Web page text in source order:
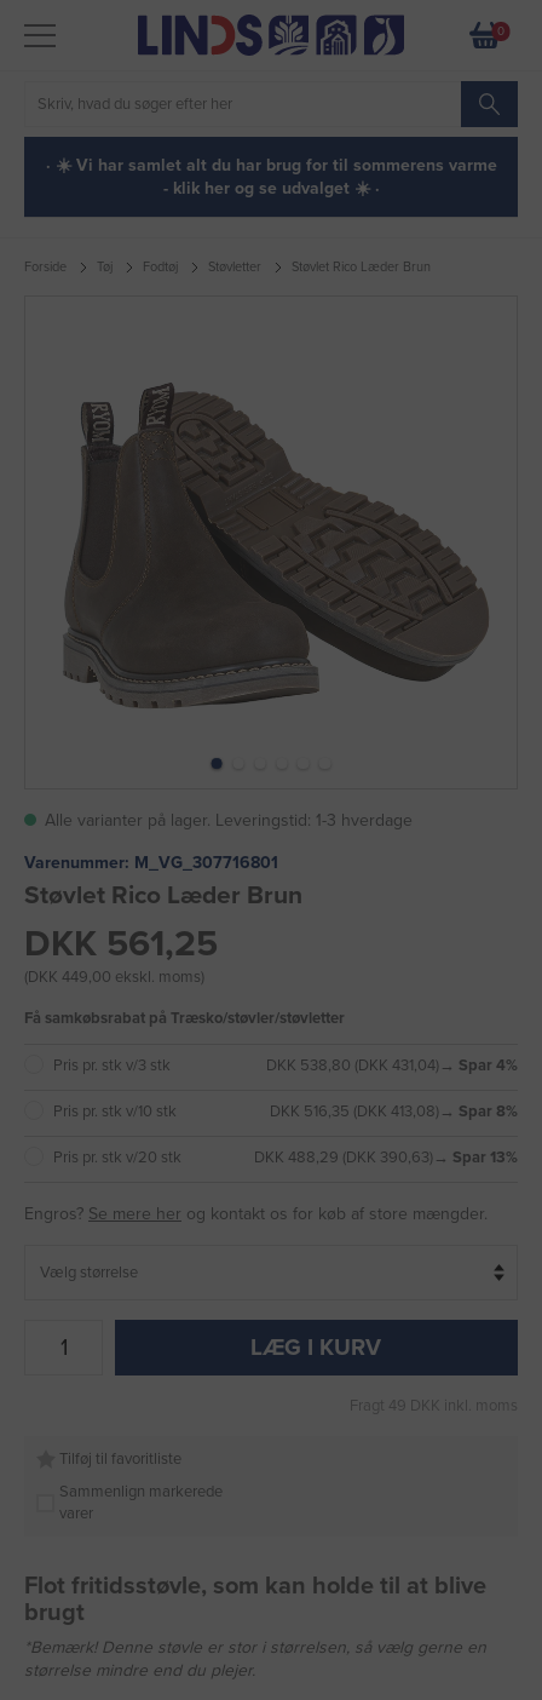
0
· ☀️ Vi har samlet alt du har brug for til sommerens varme
- klik her og se udvalget ☀️ ·
Forside Tøj Fodtøj Støvletter Støvlet Rico Læder Brun
Alle varianter på lager. Leveringstid: 1-3 hverdage
Varenummer: M_VG_307716801
Støvlet Rico Læder Brun
DKK 561,25
(DKK 449,00 ekskl. moms)
Få samkøbsrabat på Træsko/støvler/støvletter
Pris pr. stk v/3 stk DKK 538,80 (DKK 431,04) → Spar 4%
Pris pr. stk v/10 stk DKK 516,35 (DKK 413,08) → Spar 8%
Pris pr. stk v/20 stk DKK 488,29 (DKK 390,63) → Spar 13%
Engros? Se mere her og kontakt os for køb af store mængder.
LÆG I KURV
Fragt 49 DKK inkl. moms
Tilføj til favoritliste
Sammenlign markerede
varer
Flot fritidsstøvle, som kan holde til at blive
brugt
*Bemærk! Denne støvle er stor i størrelsen, så vælg gerne en
størrelse mindre end du plejer.